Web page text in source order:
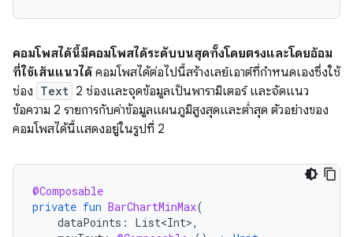
คอมโพสได้นี้มีคอมโพสได้ระดับบนสุดทั้งโดยตรงและโดยอ้อม
ที่ใช้เส้นแนวได้ คอมโพสได้ต่อไปนี้สร้างเลย์เอาต์ที่กำหนดเองซึ่งใช้
ช่อง Text 2 ช่องและจุดข้อมูลเป็นพารามิเตอร์ และจัดแนว
ข้อความ 2 รายการกับค่าข้อมูลแผนภูมิสูงสุดและต่ำสุด ตัวอย่างของ
คอมโพสได้นี้แสดงอยู่ในรูปที่ 2
@Composable
private fun BarChartMinMax(
dataPoints : List<Int>,